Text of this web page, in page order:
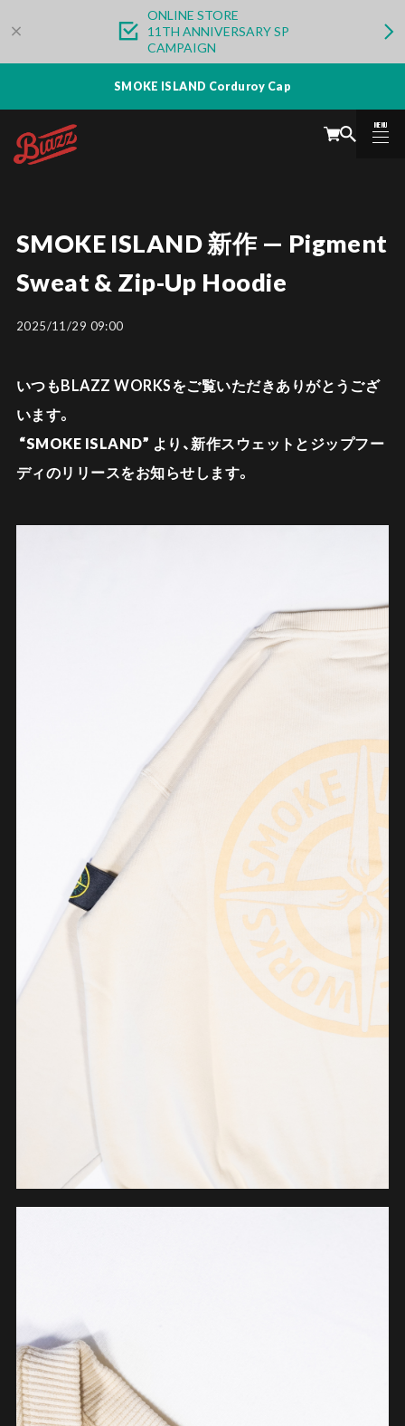
ONLINE STORE
11TH ANNIVERSARY SP
CAMPAIGN
SMOKE ISLAND Corduroy Cap
MENU
CLOSE
SMOKE ISLAND 新作 — Pigment
Sweat & Zip-Up Hoodie
2025/11/29 09:00
いつもBLAZZ WORKSをご覧いただきありがとうござ
います。
“SMOKE ISLAND” より、新作スウェットとジップフー
ディのリリースをお知らせします。